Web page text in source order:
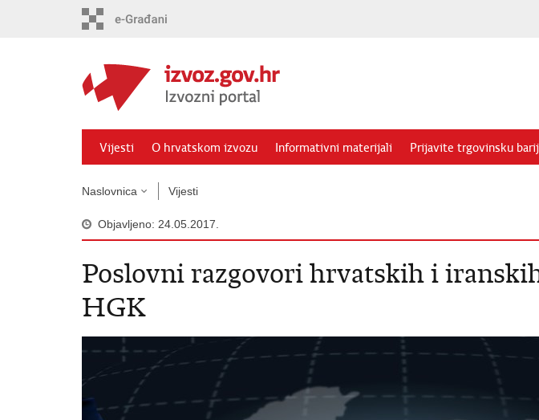
Vijesti O hrvatskom izvozu Informativni materijali Prijavite trgovinsku
Naslovnica Vijesti
Objavljeno: 24.05.2017.
Poslovni razgovori hrvatskih i
HGK